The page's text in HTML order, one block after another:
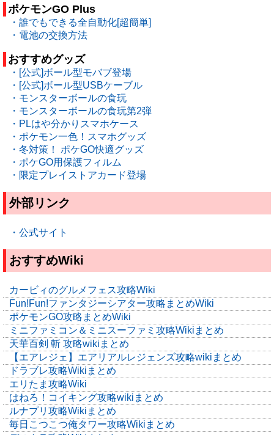
ポケモンGO Plus
・誰でもできる全自動化[超簡単]
・電池の交換方法
おすすめグッズ
・[公式]ボール型モバブ登場
・[公式]ボール型USBケーブル
・モンスターボールの食玩
・モンスターボールの食玩第2弾
・PLはや分かりスマホケース
・ポケモン一色！スマホグッズ
・冬対策！ ポケGO快適グッズ
・ポケGO用保護フィルム
・限定プレイストアカード登場
外部リンク
・公式サイト
おすすめWiki
カービィのグルメフェス攻略Wiki
Fun!Fun!ファンタジーシアター攻略まとめWiki
ポケモンGO攻略まとめWiki
ミニファミコン＆ミニスーファミ攻略Wikiまとめ
天華百剣 斬 攻略wikiまとめ
【エアレジェ】エアリアルレジェンズ攻略wikiまとめ
ドラブレ攻略Wikiまとめ
エリたま攻略Wiki
はねろ！コイキング攻略wikiまとめ
ルナプリ攻略Wikiまとめ
毎日こつこつ俺タワー攻略Wikiまとめ